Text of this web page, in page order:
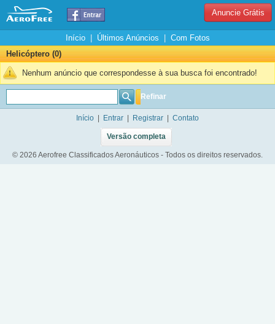
Anuncie Grátis
Início| Últimos Anúncios
Com Fotos
Helicóptero (0)
Nenhum anúncio que correspondesse à sua busca foi encontrado!
Refinar
Início Entrar Registrar Contato
Versão completa
© 2026 Aerofree Classificados Aeronáuticos - Todos os direitos reservados.